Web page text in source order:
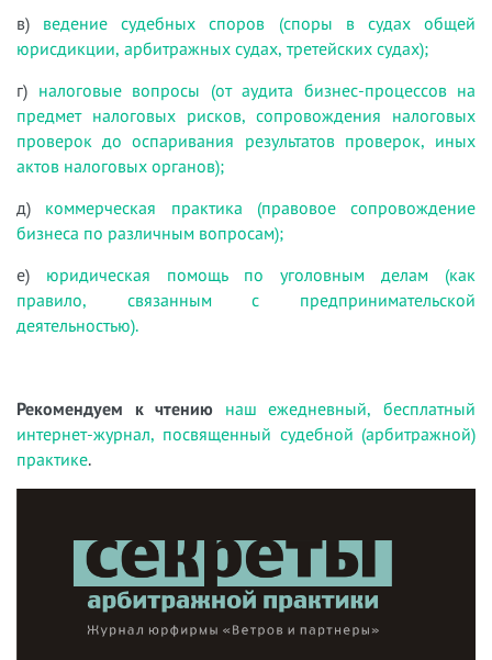
в) ведение судебных споров (споры в судах общей
юрисдикции, арбитражных судах, третейских судах);
г) налоговые вопросы (от аудита бизнес-процессов на
предмет налоговых рисков, сопровождения налоговых
проверок до оспаривания результатов проверок, иных
актов налоговых органов);
д) коммерческая практика (правовое сопровождение
бизнеса по различным вопросам);
е) юридическая помощь по уголовным делам (как
правило, связанным с предпринимательской
деятельностью).
Рекомендуем к чтению наш ежедневный, бесплатный
интернет-журнал, посвященный судебной (арбитражной)
практике.